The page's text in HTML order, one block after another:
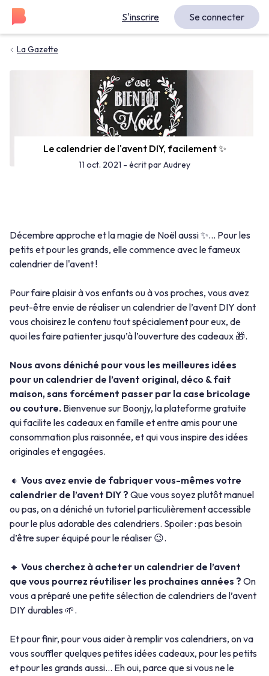
S'inscrire Se connecter
La Gazette
Le calendrier de l'avent DIY, facilement ✨
11 oct. 2021 - écrit par Audrey
Décembre approche et la magie de Noël aussi ✨… Pour les
petits et pour les grands, elle commence avec le fameux
calendrier de l'avent !
Pour faire plaisir à vos enfants ou à vos proches, vous avez
peut-être envie de réaliser un calendrier de l’avent DIY dont
vous choisirez le contenu tout spécialement pour eux, de
quoi les faire patienter jusqu’à l’ouverture des cadeaux 🎁.
Nous avons déniché pour vous les meilleures idées
pour un calendrier de l’avent original, déco & fait
maison, sans forcément passer par la case bricolage
ou couture. Bienvenue sur Boonjy, la plateforme gratuite
qui facilite les cadeaux en famille et entre amis pour une
consommation plus raisonnée, et qui vous inspire des idées
originales et engagées.
🔸 Vous avez envie de fabriquer vous-mêmes votre
calendrier de l’avent DIY ? Que vous soyez plutôt manuel
ou pas, on a déniché un tutoriel particulièrement accessible
pour le plus adorable des calendriers. Spoiler : pas besoin
d’être super équipé pour le réaliser 😉.
🔸 Vous cherchez à acheter un calendrier de l’avent
que vous pourrez réutiliser les prochaines années ? On
vous a préparé une petite sélection de calendriers de l’avent
DIY durables 🌱.
Et pour finir, pour vous aider à remplir vos calendriers, on va
vous souffler quelques petites idées cadeaux, pour les petits
et pour les grands aussi... Eh oui, parce que si vous ne le